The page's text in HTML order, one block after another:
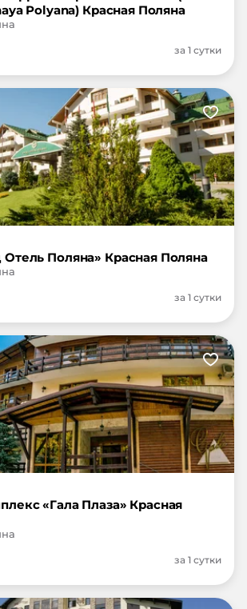
Polyana) Красная Поляна
за 1 сутки
Отель Поляна» Красная Поляна
за 1 сутки
«Гала Плаза» Красная
за 1 сутки